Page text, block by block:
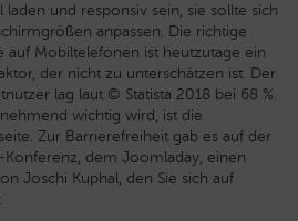
und responsiv sein, sie sollte sich
anpassen. Die richtige
auf Mobiltelefonen ist heutzutage ein
der nicht zu unterschätzen ist. Der
lag laut © Statista 2018 bei 68 %.
wichtig wird, ist die
Zur Barrierefreiheit gab es auf der
dem Joomladay, einen
Joschi Kuphal, den Sie sich auf